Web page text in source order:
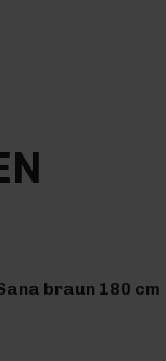
braun 180 cm